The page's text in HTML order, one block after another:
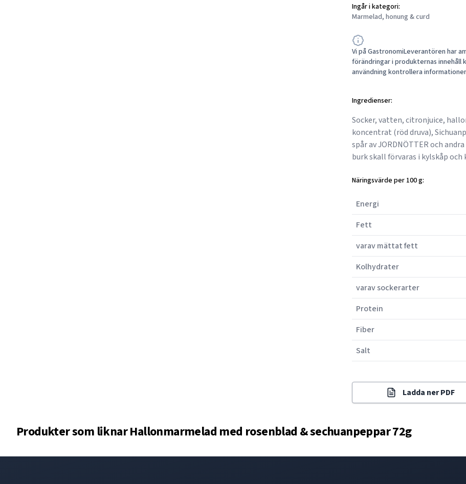
Ingår i kategori:
Marmelad, honung & curd
Vi på GastronomiLeverantören har
förändringar i produkternas
användning kontrollera
Ingredienser:
Socker, vatten, citronjuice,
koncentrat (röd druva),
spår av JORDNÖTTER och
burk skall förvaras i kylskåp och
Näringsvärde per 100 g:
Energi
Fett
varav mättat fett
Kolhydrater
varav sockerarter
Protein
Fiber
Salt
Ladda ner PDF
Produkter som liknarHallonmarmelad med rosenblad & sechuanpeppar 72g